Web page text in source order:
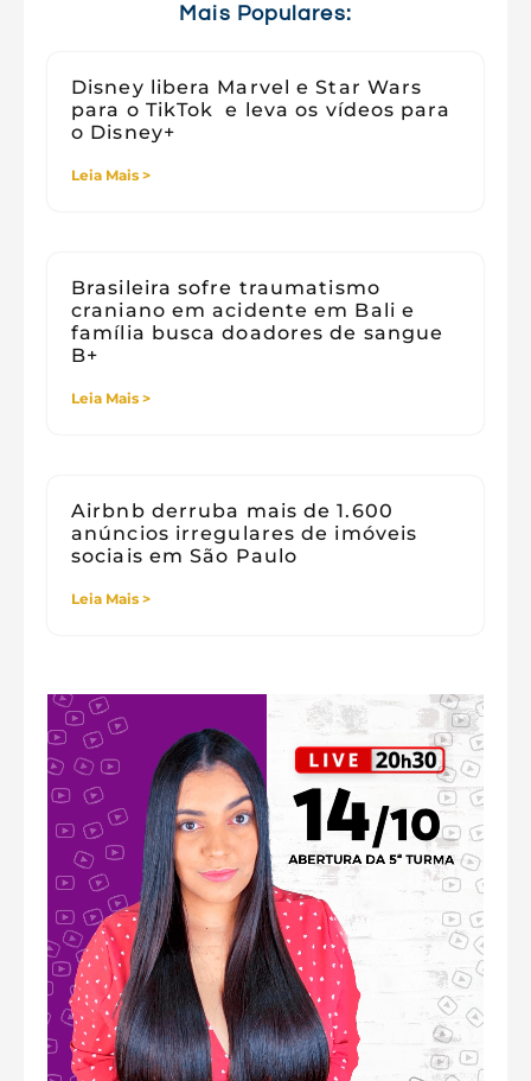
Mais Populares:
Disney libera Marvel e Star Wars
para o TikTok e leva os vídeos para
o Disney+
Leia Mais >
Brasileira sofre traumatismo
craniano em acidente em Bali e
família busca doadores de sangue
B+
Leia Mais >
Airbnb derruba mais de 1.600
anúncios irregulares de imóveis
sociais em São Paulo
Leia Mais >